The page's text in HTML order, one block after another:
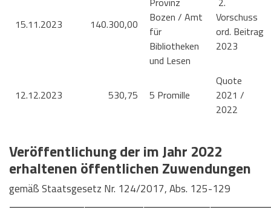
15.11.2023 140.300,00
Bozen / Amt
für
Bibliotheken
und Lesen
Vorschuss
ord. Beitrag
2023
12.12.2023 530,75 5 Promille
Quote
2021 /
2022
Veröffentlichung der im Jahr 2022
erhaltenen öffentlichen Zuwendungen
gemäß Staatsgesetz Nr. 124/2017, Abs. 125-129